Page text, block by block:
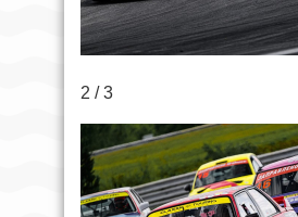
2 / 3